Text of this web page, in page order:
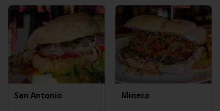
San Antonio Minero